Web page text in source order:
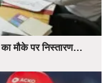
मौके पर निस्तारण…